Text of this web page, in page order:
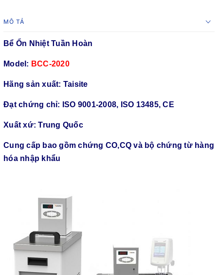
MÔ TẢ
Bể Ổn Nhiệt Tuần Hoàn
Model: BCC-2020
Hãng sản xuất: Taisite
Đạt chứng chỉ: ISO 9001-2008, ISO 13485, CE
Xuất xứ: Trung Quốc
Cung cấp bao gồm chứng CO,CQ và bộ chứng từ hàng
hóa nhập khẩu